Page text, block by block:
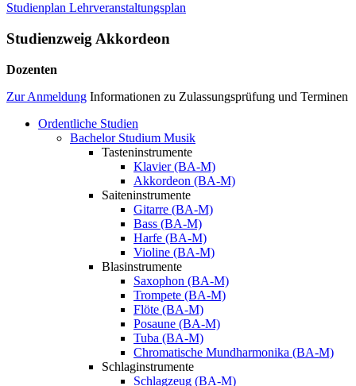
Studienplan Lehr­veranstaltungs­plan
Studienzweig Akkordeon
Dozenten
Zur Anmeldung Informationen zu Zulassungsprüfung und Terminen
Academics
Ordentliche Studien
Bachelor Studium Musik
Tasteninstrumente
Klavier (BA-M)
Akkordeon (BA-M)
Saiteninstrumente
Gitarre (BA-M)
Bass (BA-M)
Harfe (BA-M)
Violine (BA-M)
Blasinstrumente
Saxophon (BA-M)
Trompete (BA-M)
Flöte (BA-M)
Posaune (BA-M)
Tuba (BA-M)
Chromatische Mundharmonika (BA-M)
Schlaginstrumente
Schlagzeug (BA-M)